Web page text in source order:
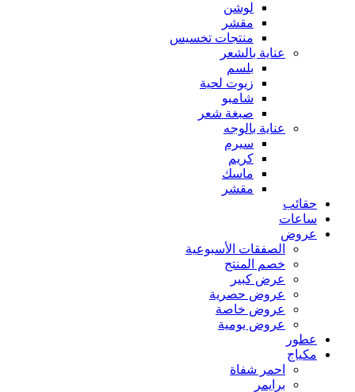
لوشن
مقشر
منتجات تخسيس
عناية بالشعر
بلسم
زيوت لحية
شامبو
صبغة شعر
عناية بالوجه
سيرم
كريم
ماسك
مقشر
حقائب
ساعات
عروض
الصفقات الأسبوعية
خصم المنتج
عرض كبير
عروض حصرية
عروض خاصة
عروض يومية
عطور
مكياج
احمر شفاة
برايمر